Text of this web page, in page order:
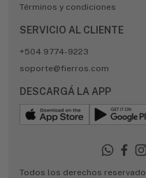
Términos y condiciones
SERVICIO AL CLIENTE
+504 9774-9223
soporte@fierros.com
DESCARGÁ LA APP
Todos los derechos